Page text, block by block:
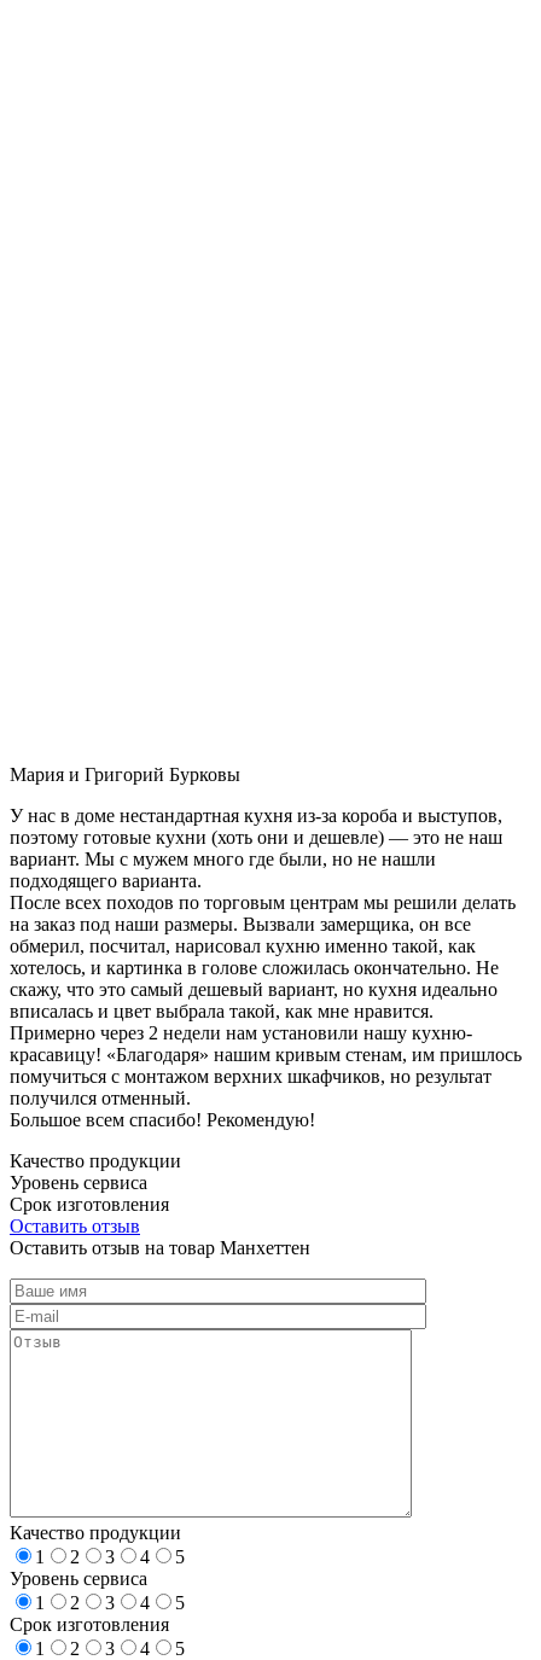
Мария и Григорий Бурковы
У нас в доме нестандартная кухня из-за короба и выступов,
поэтому готовые кухни (хоть они и дешевле) — это не наш
вариант. Мы с мужем много где были, но не нашли
подходящего варианта.
После всех походов по торговым центрам мы решили делать
на заказ под наши размеры. Вызвали замерщика, он все
обмерил, посчитал, нарисовал кухню именно такой, как
хотелось, и картинка в голове сложилась окончательно. Не
скажу, что это самый дешевый вариант, но кухня идеально
вписалась и цвет выбрала такой, как мне нравится.
Примерно через 2 недели нам установили нашу кухню-
красавицу! «Благодаря» нашим кривым стенам, им пришлось
помучиться с монтажом верхних шкафчиков, но результат
получился отменный.
Большое всем спасибо! Рекомендую!
Качество продукции
Уровень сервиса
Срок изготовления
Оставить отзыв
Оставить отзыв на товар Манхеттен
Качество продукции
1
2 3 4
5
Уровень сервиса
1
2 3 4
5
Срок изготовления
1
2 3 4
5